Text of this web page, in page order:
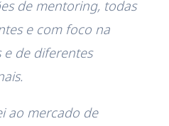
de mentoring, todas
e com foco na
e de diferentes
ao mercado de